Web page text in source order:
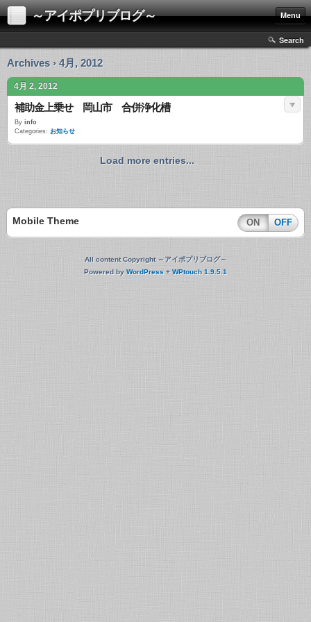
～アイポプリブログ～ Menu
Search
Archives › 4月, 2012
4月 2, 2012
補助金上乗せ 岡山市 合併浄化槽
By info
Categories: お知らせ
Load more entries...
Mobile Theme ON OFF
All content Copyright ～アイポプリブログ～
Powered by WordPress + WPtouch 1.9.5.1